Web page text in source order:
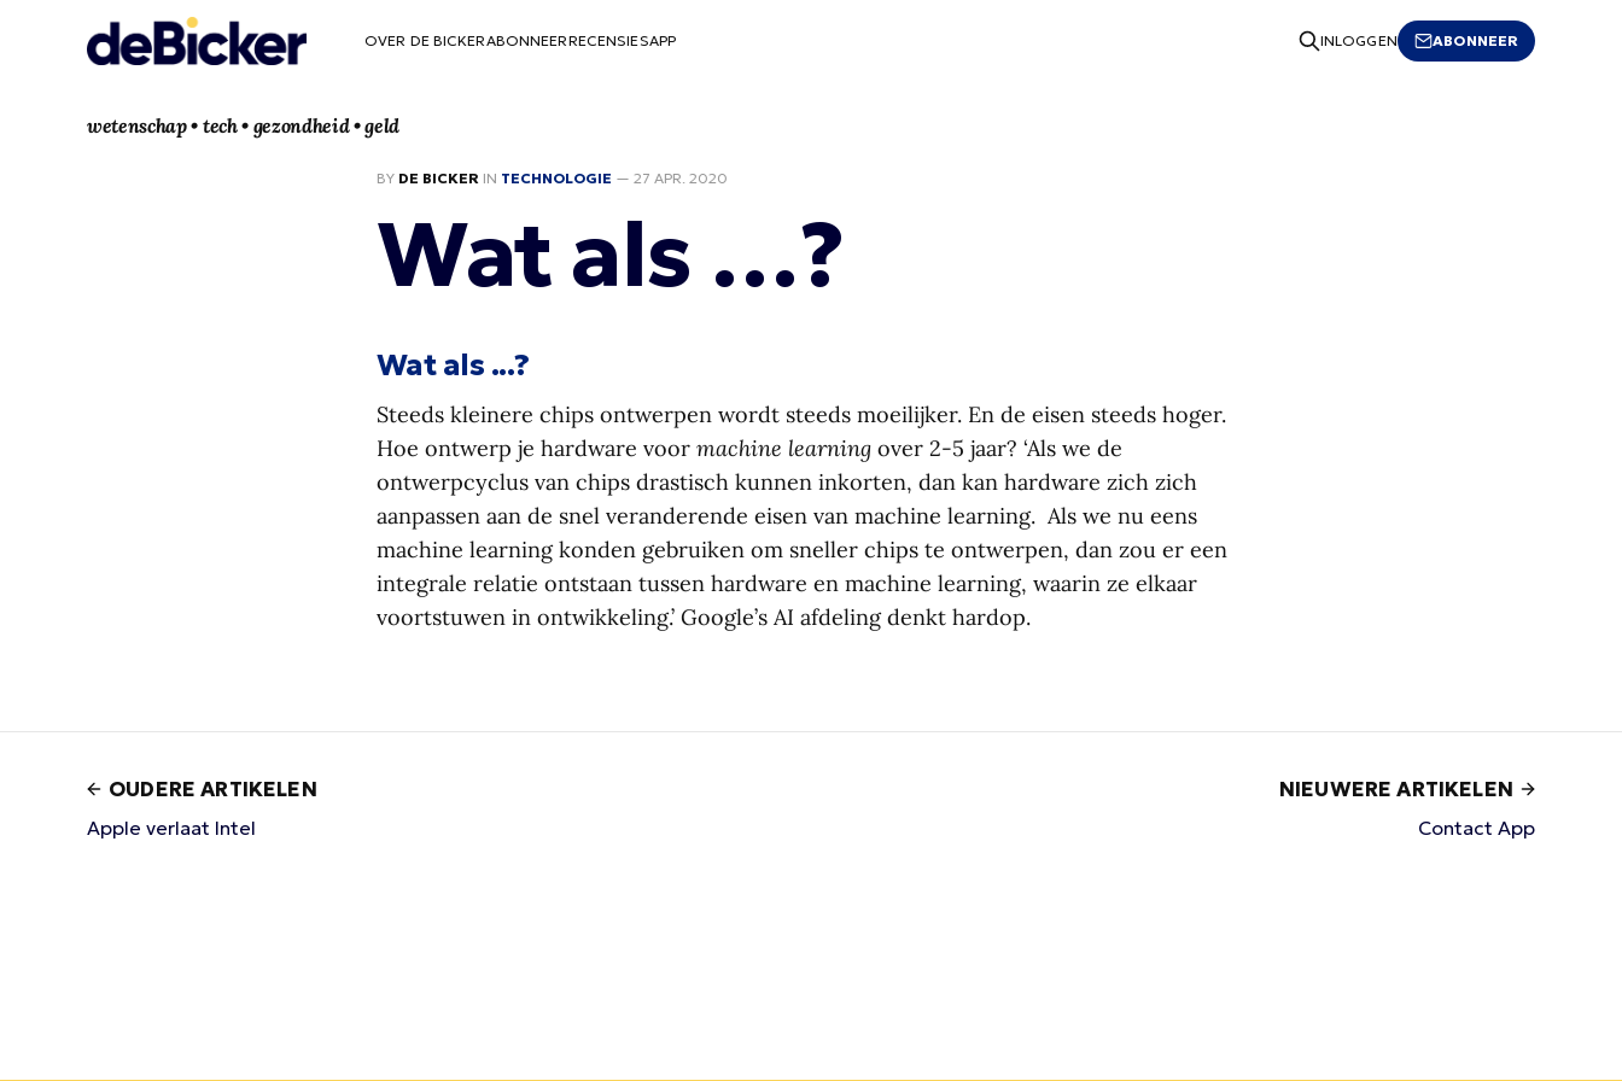
OVER DE BICKERABONNEERRECENSIESAPP INLOGGEN ABONNEER
wetenschap • tech • gezondheid • geld
BY DE BICKER IN TECHNOLOGIE — 27 APR. 2020
Wat als …?
Wat als ...?
Steeds kleinere chips ontwerpen wordt steeds moeilijker. En de eisen steeds hoger.
Hoe ontwerp je hardware voor machine learning over 2-5 jaar? ‘Als we de
ontwerpcyclus van chips drastisch kunnen inkorten, dan kan hardware zich zich
aanpassen aan de snel veranderende eisen van machine learning. Als we nu eens
machine learning konden gebruiken om sneller chips te ontwerpen, dan zou er een
integrale relatie ontstaan tussen hardware en machine learning, waarin ze elkaar
voortstuwen in ontwikkeling.’ Google’s AI afdeling denkt hardop.
OUDERE ARTIKELEN
Apple verlaat Intel
NIEUWERE ARTIKELEN
Contact App